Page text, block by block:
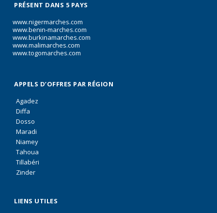
PRÉSENT DANS 5 PAYS
www.nigermarches.com
www.benin-marches.com
www.burkinamarches.com
www.malimarches.com
www.togomarches.com
APPELS D’OFFRES PAR RÉGION
Agadez
Diffa
Dosso
Maradi
Niamey
Tahoua
Tillabéri
Zinder
LIENS UTILES